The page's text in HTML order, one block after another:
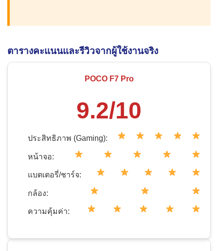
ตารางคะแนนและรีวิวจากผู้ใช้งานจริง
POCO F7 Pro
9.2/10
ประสิทธิภาพ (Gaming):
หน้าจอ:
แบตเตอรี่/ชาร์จ:
กล้อง:
ความคุ้มค่า: